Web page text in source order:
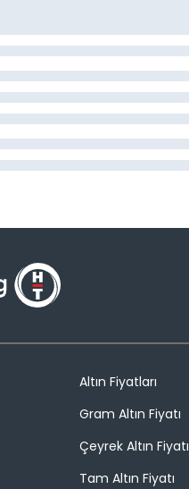
Altın Fiyatları
Gram Altın Fiyatı
Çeyrek Altın Fiyatı
Tam Altın Fiyatı